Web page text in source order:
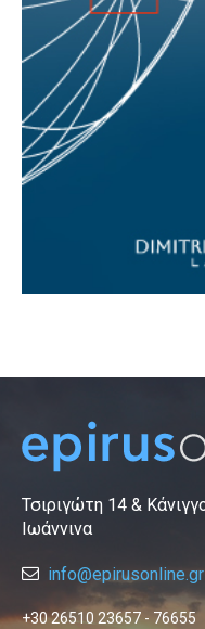
Τσιριγώτη 14 &
Ιωάννινα
info@epirusonline.gr
+30 26510 23657 - 76655